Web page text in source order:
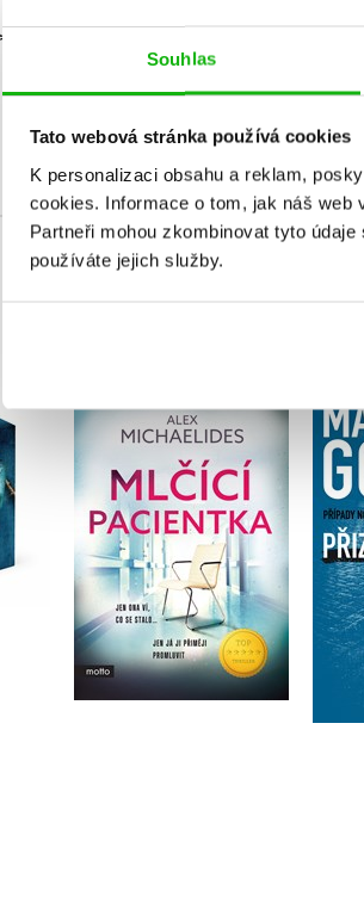
Souhlas
Tato webová stránka používá cookies
K personalizaci obsahu a reklam,
cookies. Informace o tom, jak náš
Partneři mohou zkombinovat tyto
používáte jejich služby.
žádná
Mlčící pacientka
Alex Michaelides
Do košíku
399 Kč
319 Kč